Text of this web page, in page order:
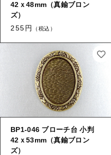
42ｘ48mm（真鍮ブロン
ズ）
255円
（税込）
BP1-046 ブローチ台 小判
42ｘ53mm（真鍮ブロン
ズ）